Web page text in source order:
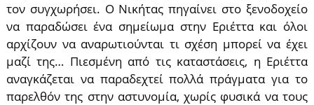
τον συγχωρήσει. Ο Νικήτας πηγαίνει στο ξενοδοχείο
να παραδώσει ένα σημείωμα στην Εριέττα και όλοι
αρχίζουν να αναρωτιούνται τι σχέση μπορεί να έχει
μαζί της… Πιεσμένη από τις καταστάσεις, η Εριέττα
αναγκάζεται να παραδεχτεί πολλά πράγματα για το
παρελθόν της στην αστυνομία, χωρίς φυσικά να τους